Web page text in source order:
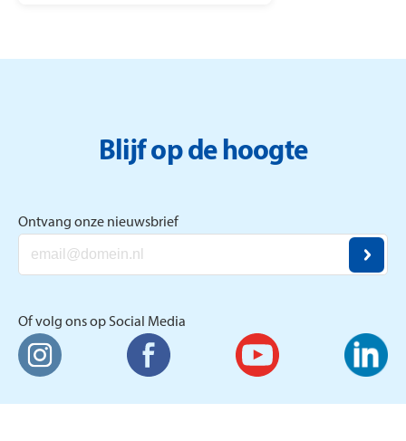
Blijf op de hoogte
Ontvang onze nieuwsbrief
Of volg ons op Social Media